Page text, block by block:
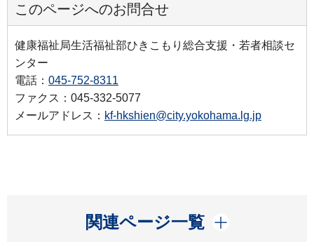
このページへのお問合せ
健康福祉局生活福祉部ひきこもり総合支援・若者相談セ
ンター
電話： 045-752-8311
ファクス：045-332-5077
メールアドレス： kf-hkshien@city.yokohama.lg.jp
関連ページ一覧
開く